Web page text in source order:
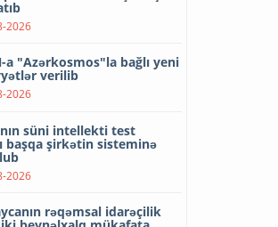
2026
a "Azərkosmos"la bağlı yeni
verilib
2026
süni intellekti test
başqa şirkətin sisteminə
2026
rəqəmsal idarəçilik